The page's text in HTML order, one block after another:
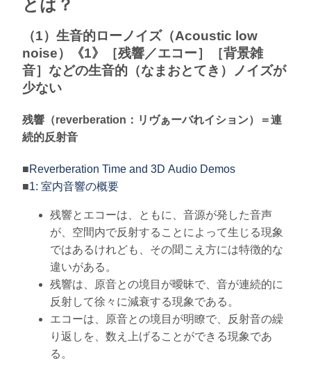
とは？
（1）生音的ローノイズ（Acoustic low
noise）《1》［残響／エコー］［背景雑
音］などの生音的（なまおとてき）ノイズが
少ない
残響（reverberation：リヴぁーバれイション）＝連
続的反射音
■Reverberation Time and 3D Audio Demos
■1: 室内音響の概要
残響とエコーは、ともに、音源が発した音声
が、空間内で反射することによって生じる現象
ではあるけれども、その聞こえ方には特徴的な
違いがある。
残響は、原音との境目が曖昧で、音が連続的に
反射して徐々に減衰する現象である。
エコーは、原音との境目が明瞭で、反射音の繰
り返しを、数え上げることができる現象であ
る。